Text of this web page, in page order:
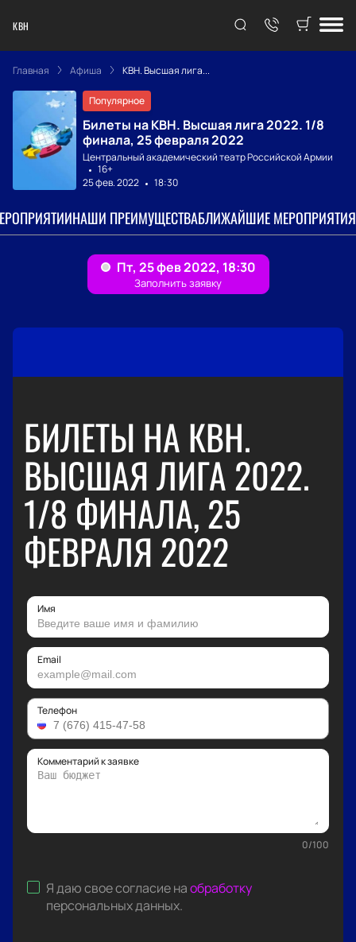
КВН
Главная Афиша КВН. Высшая лига...
Популярное
Билеты на КВН. Высшая лига 2022. 1/8
финала, 25 февраля 2022
Центральный академический театр Российской Армии
16+
25 фев. 2022
18:30
НАШИ ПРЕИМУЩЕСТВАБЛИЖАЙШИЕ МЕРОПРИЯТИЯ
БИЛЕТЫ НА КВН.
ВЫСШАЯ ЛИГА 2022.
1/8 ФИНАЛА, 25
ФЕВРАЛЯ 2022
Имя
Email
Телефон
Комментарий к заявке
0/100
Я даю свое согласие наобработку
персональных данных.